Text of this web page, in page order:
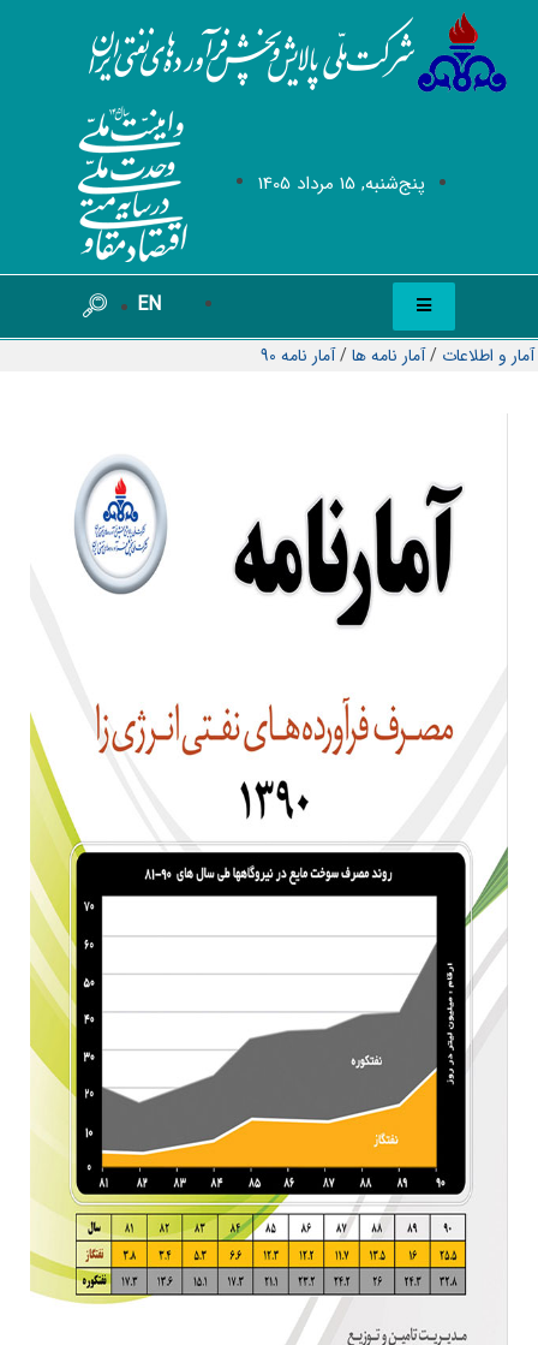
پنج‌شنبه, 15 مرداد 1405
EN
آمار و اطلاعات /آمار نامه ها/آمار نامه 90